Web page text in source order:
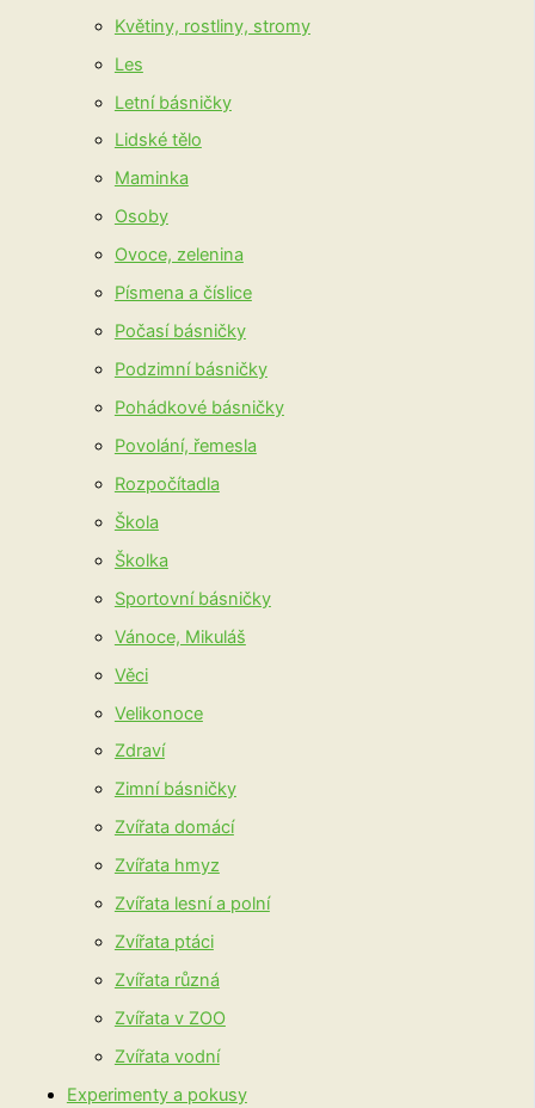
Květiny, rostliny, stromy
Les
Letní básničky
Lidské tělo
Maminka
Osoby
Ovoce, zelenina
Písmena a číslice
Počasí básničky
Podzimní básničky
Pohádkové básničky
Povolání, řemesla
Rozpočítadla
Škola
Školka
Sportovní básničky
Vánoce, Mikuláš
Věci
Velikonoce
Zdraví
Zimní básničky
Zvířata domácí
Zvířata hmyz
Zvířata lesní a polní
Zvířata ptáci
Zvířata různá
Zvířata v ZOO
Zvířata vodní
Experimenty a pokusy